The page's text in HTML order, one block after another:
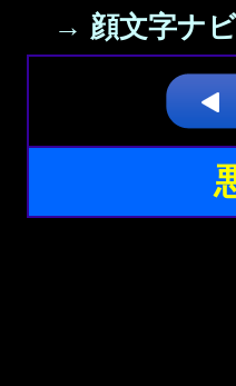
→ 顔文字ナ